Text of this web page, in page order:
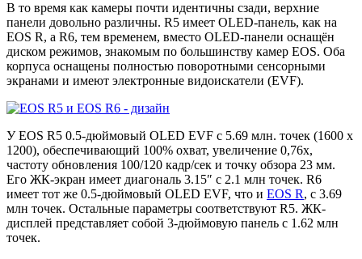
В то время как камеры почти идентичны сзади, верхние
панели довольно различны. R5 имеет OLED-панель, как на
EOS R, а R6, тем временем, вместо OLED-панели оснащён
диском режимов, знакомым по большинству камер EOS. Оба
корпуса оснащены полностью поворотными сенсорными
экранами и имеют электронные видоискатели (EVF).
У EOS R5 0.5-дюймовый OLED EVF с 5.69 млн. точек (1600 x
1200), обеспечивающий 100% охват, увеличение 0,76x,
частоту обновления 100/120 кадр/сек и точку обзора 23 мм.
Его ЖК-экран имеет диагональ 3.15″ с 2.1 млн точек. R6
имеет тот же 0.5-дюймовый OLED EVF, что и EOS R, с 3.69
млн точек. Остальные параметры соответствуют R5. ЖК-
дисплей представляет собой 3-дюймовую панель с 1.62 млн
точек.